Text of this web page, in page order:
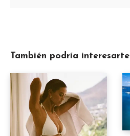
También podría interesarte